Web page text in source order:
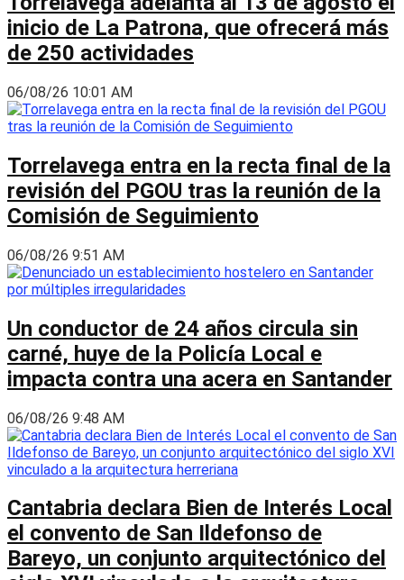
inicio de La Patrona, que ofrecerá más
de 250 actividades
06/08/26 10:01 AM
Torrelavega entra en la recta final de la
revisión del PGOU tras la reunión de la
Comisión de Seguimiento
06/08/26 9:51 AM
Un conductor de 24 años circula sin
carné, huye de la Policía Local e
impacta contra una acera en Santander
06/08/26 9:48 AM
Cantabria declara Bien de Interés Local
el convento de San Ildefonso de
Bareyo, un conjunto arquitectónico del